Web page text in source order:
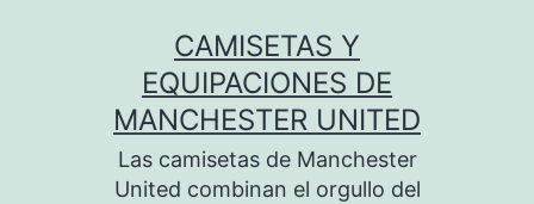
CAMISETAS Y
EQUIPACIONES DE
MANCHESTER UNITED
Las camisetas de Manchester
United combinan el orgullo del